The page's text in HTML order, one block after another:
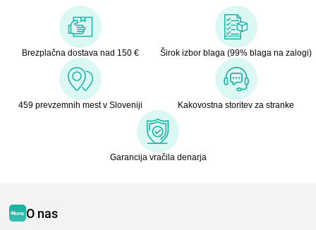
Brezplačna dostava nad 150 € Širok izbor blaga (99% blaga na zalogi)
459 prevzemnih mest v Sloveniji Kakovostna storitev za stranke
Garancija vračila denarja
O nas